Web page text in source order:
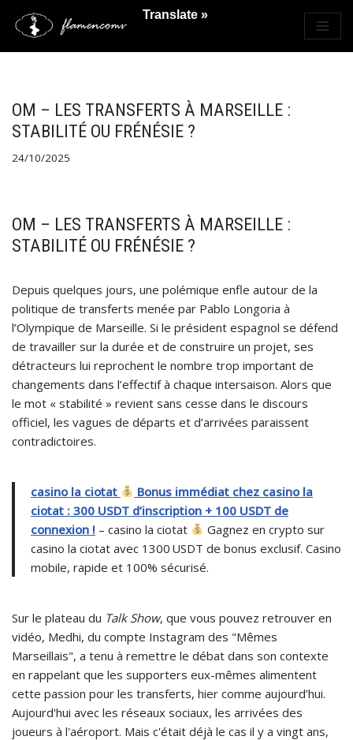
Saltar
OM – LES TRANSFERTS À MARSEILLE :
STABILITÉ OU FRÉNÉSIE ?
24/10/2025
OM – LES TRANSFERTS À MARSEILLE :
STABILITÉ OU FRÉNÉSIE ?
Depuis quelques jours, une polémique enfle autour de la
politique de transferts menée par Pablo Longoria à
l’Olympique de Marseille. Si le président espagnol se défend
de travailler sur la durée et de construire un projet, ses
détracteurs lui reprochent le nombre trop important de
changements dans l’effectif à chaque intersaison. Alors que
le mot « stabilité » revient sans cesse dans le discours
officiel, les vagues de départs et d’arrivées paraissent
contradictoires.
casino la ciotat
Bonus immédiat chez casino la
ciotat : 300 USDT d’inscription + 100 USDT de
connexion ! – casino la ciotat
Gagnez en crypto sur
casino la ciotat avec 1300 USDT de bonus exclusif. Casino
mobile, rapide et 100% sécurisé.
Sur le plateau du Talk Show, que vous pouvez retrouver en
vidéo, Medhi, du compte Instagram des "Mêmes
Marseillais", a tenu à remettre le débat dans son contexte
en rappelant que les supporters eux-mêmes alimentent
cette passion pour les transferts, hier comme aujourd’hui.
Aujourd'hui avec les réseaux sociaux, les arrivées des
joueurs à l'aéroport. Mais c'était déjà le cas il y a vingt ans,
Translate »